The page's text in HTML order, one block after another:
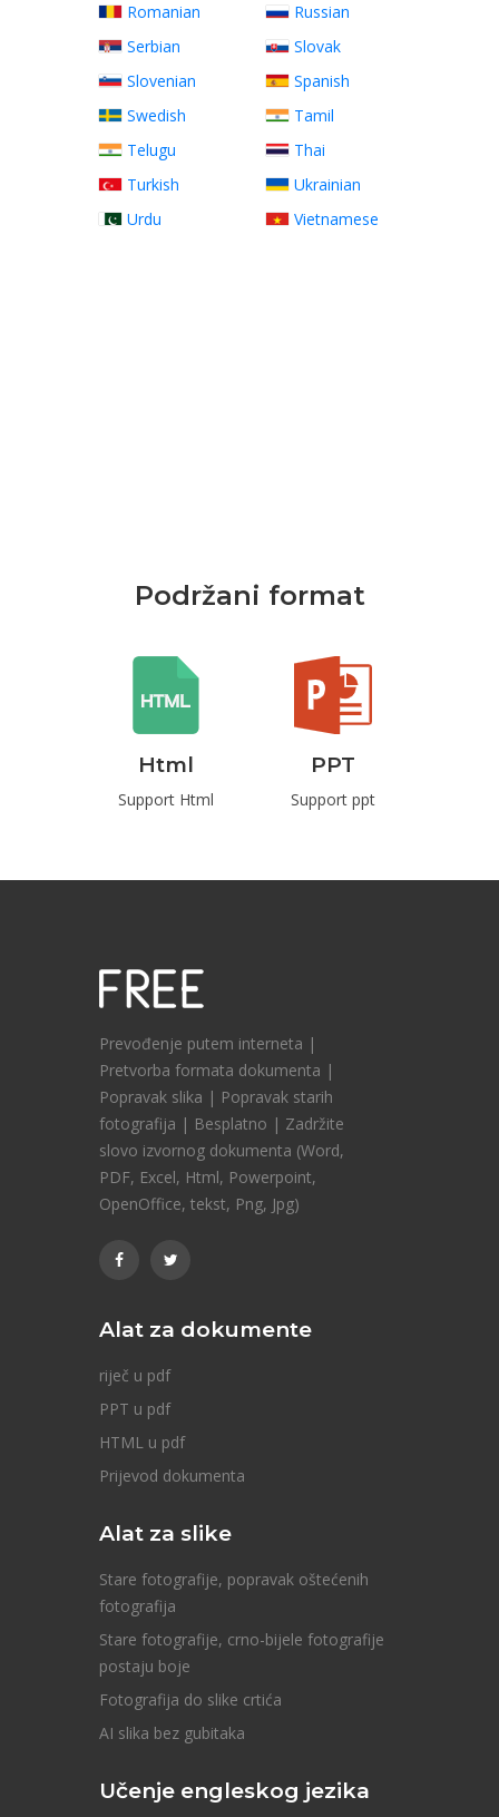
Romanian
Russian
Serbian
Slovak
Slovenian
Spanish
Swedish
Tamil
Telugu
Thai
Turkish
Ukrainian
Urdu
Vietnamese
Podržani format
Html
Support Html
PPT
Support ppt
Prevođenje putem interneta |
Pretvorba formata dokumenta |
Popravak slika | Popravak starih
fotografija | Besplatno | Zadržite
slovo izvornog dokumenta (Word,
PDF, Excel, Html, Powerpoint,
OpenOffice, tekst, Png, Jpg)
Alat za dokumente
riječ u pdf
PPT u pdf
HTML u pdf
Prijevod dokumenta
Alat za slike
Stare fotografije, popravak oštećenih
fotografija
Stare fotografije, crno-bijele fotografije
postaju boje
Fotografija do slike crtića
AI slika bez gubitaka
Učenje engleskog jezika